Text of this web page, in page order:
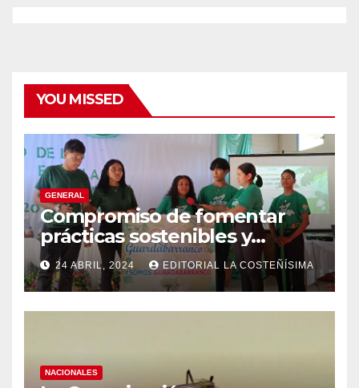
YOU MISSED
GENERAL
Compromiso de fomentar
prácticas sostenibles y
conciencia ecológica en las
instituciones educativas
24 ABRIL, 2024 EDITORIAL LA COSTEÑÍSIMA
NACIONALES